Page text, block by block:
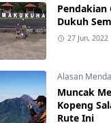
Pendakian
Dukuh
27 Jun, 2022
Alasan
Muncak
Kopeng
Rute Ini